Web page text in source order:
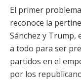
El primer
reconoce la
Sánchez y
a todo para ser
partidos en el
por los